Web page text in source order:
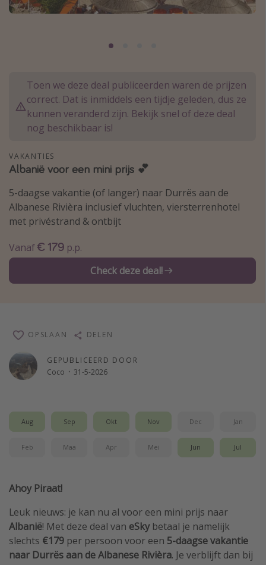
Thailand
Egypte
Bali
Overzicht
Weekendje weg
Autoverhuur
Vroegboeker
Groepsreizen
Vakantieparken
Single reizen
Meer onderwerpen
Reisblog
25 beste pretparken
Beste keukens ter wereld
Center Parcs
Strandvakantie in Italië
Strandvakantie in Nederland
All inclusive vakantie in Griekenland
Toen we deze deal publiceerden waren de prijzen
correct. Dat is inmiddels een tijdje geleden, dus ze
kunnen veranderd zijn. Bekijk snel of deze deal
nog beschikbaar is!
VAKANTIES
Albanië voor een mini prijs 💕
5-daagse vakantie (of langer) naar Durrës aan de
Albanese Rivièra inclusief vluchten, viersterrenhotel
met privéstrand & ontbijt
Vanaf€ 179 p.p.
Check deze deal!
GEPUBLICEERD DOOR
Coco · 31-5-2026
OPSLAAN DELEN
Aug Sep Okt Nov Dec Jan
Feb Maa Apr Mei Jun Jul
Ahoy Piraat!
Leuk nieuws: je kan nu al voor een mini prijs naar
Albanië! Met deze deal van eSkybetaal je namelijk
slechts €179 per persoon voor een 5-daagse vakantie
naar Durrës aan de Albanese Rivièra. Je verblijft dan bij